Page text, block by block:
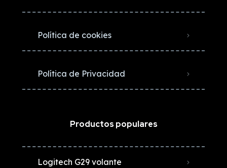
Política de cookies
Política de Privacidad
Productos populares
Logitech G29 volante